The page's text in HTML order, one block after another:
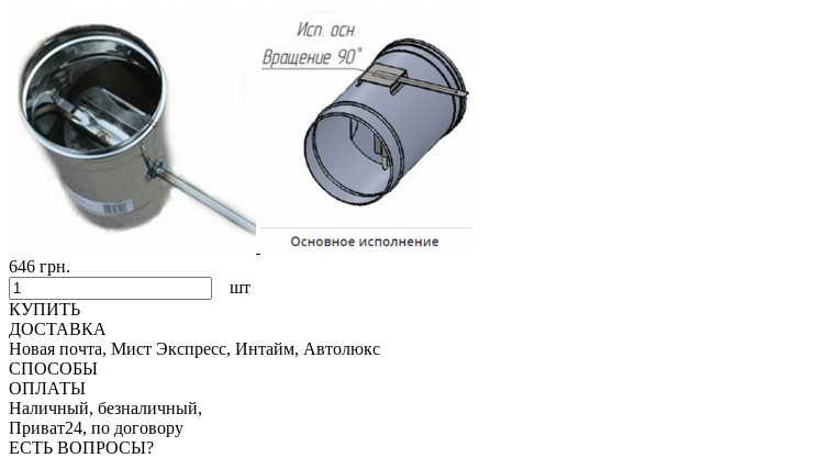
646 грн.
шт
КУПИТЬ
ДОСТАВКА
Новая почта, Мист Экспресс, Интайм, Автолюкс
СПОСОБЫ
ОПЛАТЫ
Наличный, безналичный,
Приват24, по договору
ЕСТЬ ВОПРОСЫ?